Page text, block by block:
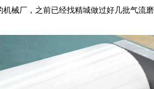
厂，之前已经找精城做过好几批气流